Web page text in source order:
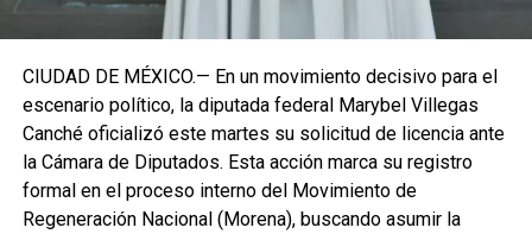
CIUDAD DE MÉXICO.— En un movimiento decisivo para el
escenario político, la diputada federal Marybel Villegas
Canché oficializó este martes su solicitud de licencia ante
la Cámara de Diputados. Esta acción marca su registro
formal en el proceso interno del Movimiento de
Regeneración Nacional (Morena), buscando asumir la